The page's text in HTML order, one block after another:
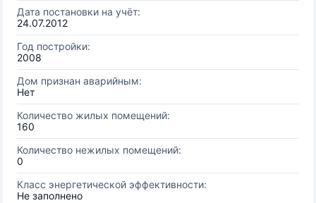
Дата постановки на учёт:
24.07.2012
Год постройки:
2008
Дом признан аварийным:
Нет
Количество жилых помещений:
160
Количество нежилых помещений:
0
Класс энергетической эффективности:
Не заполнено